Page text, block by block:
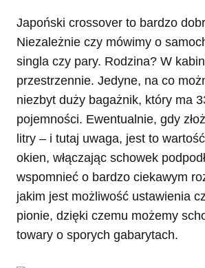
Japoński crossover to bardzo
Niezależnie czy mówimy o
singla czy pary. Rodzina? W
przestrzennie. Jedyne, na co
niezbyt duży bagażnik, który ma
pojemności. Ewentualnie, gdy
litry – i tutaj uwaga, jest to
okien, włączając schowek
wspomnieć o bardzo ciekawym
jakim jest możliwość ustawienia
pionie, dzięki czemu możemy
towary o sporych gabarytach.